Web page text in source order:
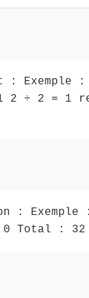
: Exemple
2 ÷ 2 = 1
Exemple :
Total : 32